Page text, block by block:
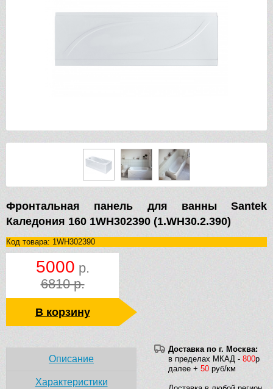
Фронтальная панель для ванны Santek
Каледония 160 1WH302390 (1.WH30.2.390)
Код товара: 1WH302390
5000 р.
6810 р.
В корзину
Доставка по г. Москва:
в пределах МКАД - 800р
далее + 50 руб/км
Описание
Характеристики